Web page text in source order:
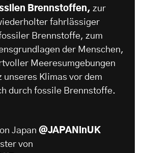
Brennstoffen, zur
fahrlässiger
Brennstoffe, zum
der Menschen,
Meeresumgebungen
unseres Klimas vor dem
durch fossile Brennstoffe.
Japan @JAPANinUK
von